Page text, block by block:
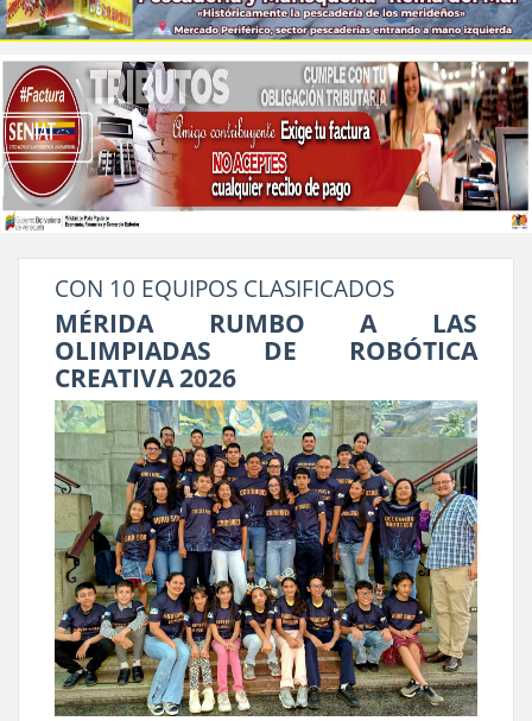
CON 10 EQUIPOS CLASIFICADOS
MÉRIDA RUMBO A LAS
OLIMPIADAS DE ROBÓTICA
CREATIVA 2026